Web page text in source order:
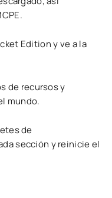
Edition y ve a la
de recursos y
mundo.
de
sección y reinicie el